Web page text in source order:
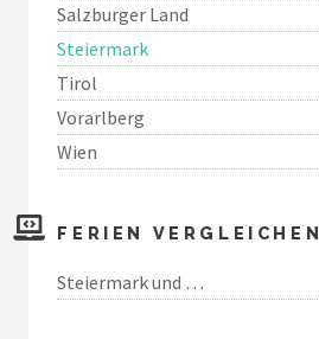
Salzburger Land
Steiermark
Tirol
Vorarlberg
Wien
FERIEN VERGLEICHEN
Steiermark und …